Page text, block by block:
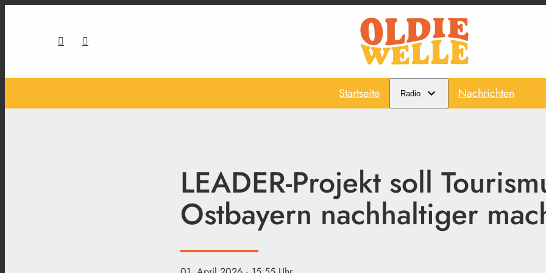
Startseite Radio Nachrichten
LEADER-Projekt soll
Ostbayern nachhaltiger